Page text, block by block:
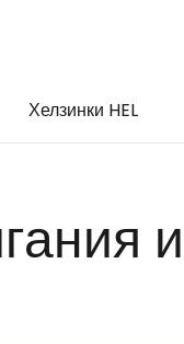
Хелзинки HEL